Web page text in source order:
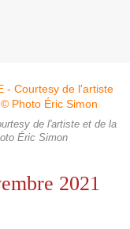
de l'artiste et de la
Éric Simon
2021